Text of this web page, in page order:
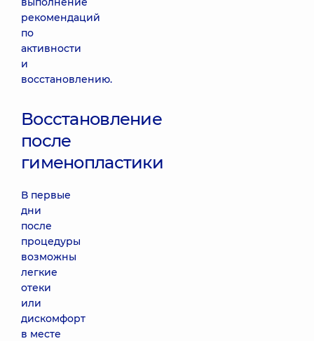
рекомендаций
по
активности
и
восстановлению.
Восстановление
после
гименопластики
В первые
дни
после
процедуры
возможны
легкие
отеки
или
дискомфорт
в месте